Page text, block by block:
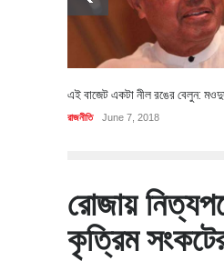
এই বাজেট একটা নীল রঙের বেলুন:
রাজনীতি June 7, 2018
রোজায়
কৃত্রিম